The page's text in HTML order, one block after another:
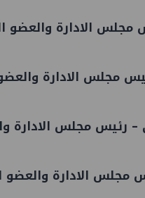
الادارة والعضو
مجلس الادارة
– رئيس مجلس الادارة
الادارة والعضو